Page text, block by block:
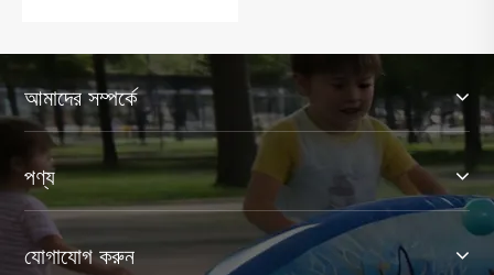
আমাদের সম্পর্কে
পণ্য
যোগাযোগ করুন